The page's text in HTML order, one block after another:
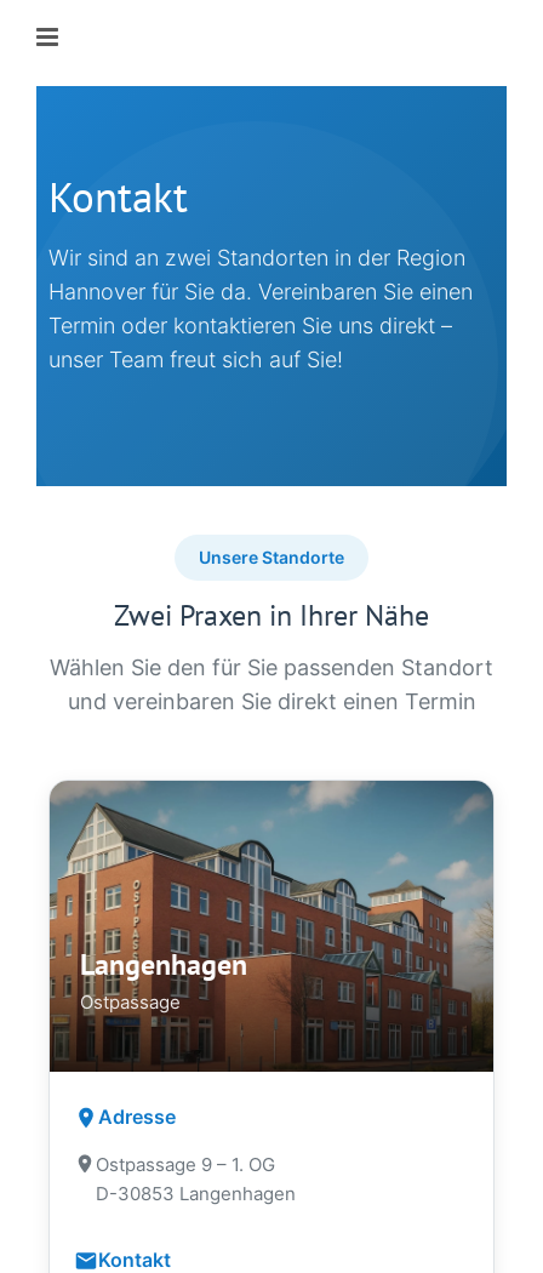
Inhalt
Kontakt
Wir sind an zwei Standorten in der Region
Hannover für Sie da. Vereinbaren Sie einen
Termin oder kontaktieren Sie uns direkt –
unser Team freut sich auf Sie!
Unsere Standorte
Zwei Praxen in Ihrer Nähe
Wählen Sie den für Sie passenden Standort
und vereinbaren Sie direkt einen Termin
Langenhagen
Ostpassage
Adresse
Ostpassage 9 – 1. OG
D-30853 Langenhagen
Kontakt